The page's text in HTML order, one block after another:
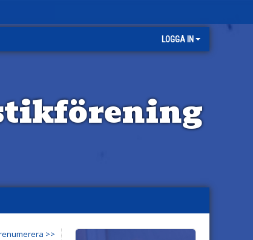
LOGGA IN
>>